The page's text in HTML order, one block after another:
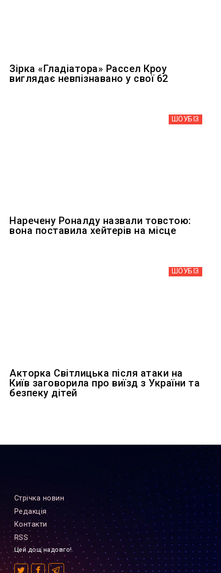
Зірка «Гладіатора» Рассел Кроу
виглядає невпізнавано у свої 62
ШОУБIЗ
Наречену Роналду назвали товстою:
вона поставила хейтерів на місце
ШОУБIЗ
Акторка Світлицька після атаки на
Київ заговорила про виїзд з України та
безпеку дітей
Стрiчка новин
Редакцiя
Контакти
RSS
Цей дощ надовго!